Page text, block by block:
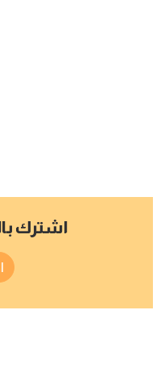
اشترك